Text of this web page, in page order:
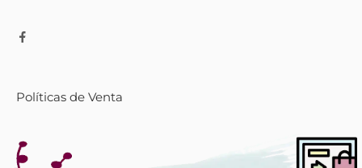
Políticas de Venta